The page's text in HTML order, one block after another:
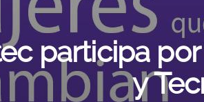
participa
y